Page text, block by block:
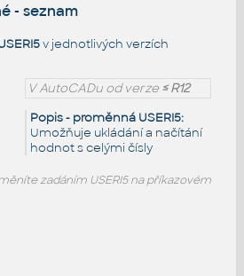
- seznam
v jednotlivých verzích
V AutoCADu od verze≤ R12
Popis - proměnná USERI5:
Umožňuje ukládání a načítání
hodnot s celými čísly
zadáním USERI5 na příkazovém